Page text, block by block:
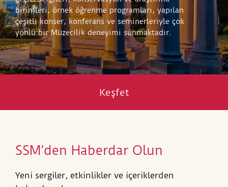
birimleri, örnek öğrenme programları, yapılan
çeşitli konser, konferans ve seminerleriyle çok
yönlü bir Müzecilik deneyimi sunmaktadır.
Keşfet
SSM’den Haberdar Olun
Yeni sergiler, etkinlikler ve içeriklerden